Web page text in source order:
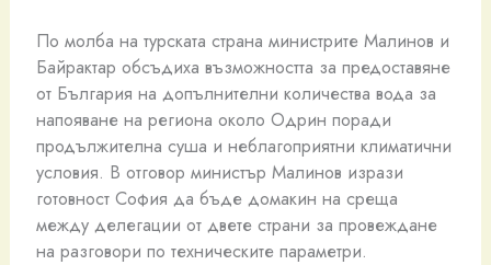
По молба на турската страна министрите Малинов и
Байрактар обсъдиха възможността за предоставяне
от България на допълнителни количества вода за
напояване на региона около Одрин поради
продължителна суша и неблагоприятни климатични
условия. В отговор министър Малинов изрази
готовност София да бъде домакин на среща
между делегации от двете страни за провеждане
на разговори по техническите параметри.